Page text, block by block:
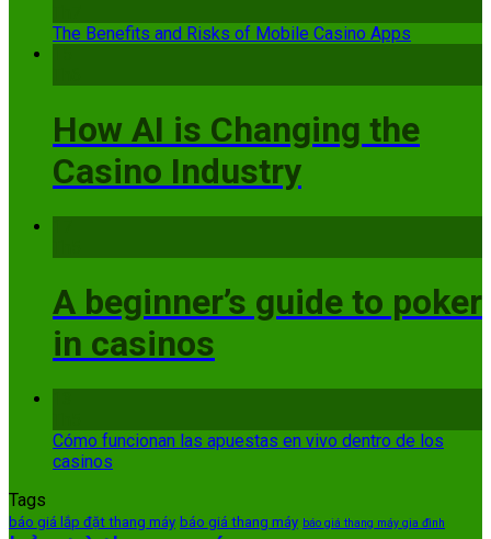
The Benefits and Risks of Mobile Casino Apps
How AI is Changing the
Casino Industry
A beginner’s guide to poker
in casinos
Cómo funcionan las apuestas en vivo dentro de los
casinos
Tags
báo giá lắp đặt thang máy báo giá thang máy báo giá thang máy gia đình